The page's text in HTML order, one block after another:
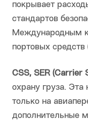
покрывает
стандартов
Международным
портовых средств
CSS, SER (Carrier
охрану груза. Эта
только на
дополнительные